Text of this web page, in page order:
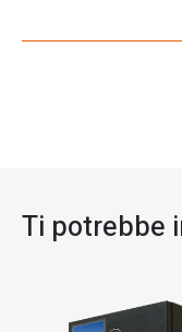
Ti potrebbe